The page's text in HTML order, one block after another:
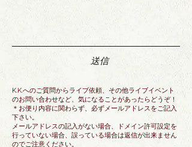
送信
K.K.へのご質問からライブ依頼、その他ライブイベント
のお問い合わせなど、気になることがあったらどうぞ！
＊お便り内容に関わらず、必ずメールアドレスをご記入
下さい。
メールアドレスの記入がない場合、ドメイン許可設定を
行っていない場合、誤っている場合は返信が出来ません
のでご注意ください。